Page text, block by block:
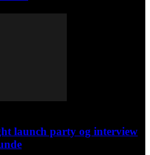
launch party og interview